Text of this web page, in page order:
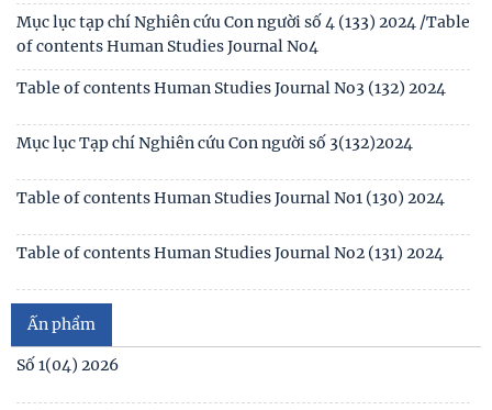
tiêu chuẩn, văn bằng, chứng chỉ đối với thí
Mục lục tạp chí Nghiên cứu Con người số 4 (133) 2024 /Table
of contents Human Studies Journal No4
Table of contents Human Studies Journal No3 (132) 2024
Mục lục Tạp chí Nghiên cứu Con người số 3(132)2024
Table of contents Human Studies Journal No1 (130) 2024
Table of contents Human Studies Journal No2 (131) 2024
Mục lục Tạp chí Nghiên cứu Con người số 2(131) năm 2024
Mục lục Tạp chí Nghiên cứu Con người số 1(130) năm 2024
Ấn phẩm
Số 1(04) 2026